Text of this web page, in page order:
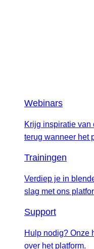
Webinars
Krijg inspiratie van
terug wanneer het
Trainingen
Verdiep je in
slag met ons
Support
Hulp nodig? Onze
over het platform.